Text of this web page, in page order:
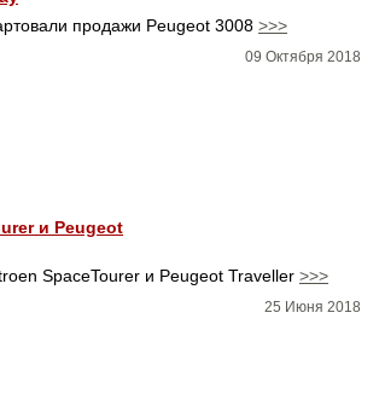
продажи Peugeot 3008 >>>
09 Октября 2018
и Peugeot
SpaceTourer и Peugeot Traveller >>>
25 Июня 2018